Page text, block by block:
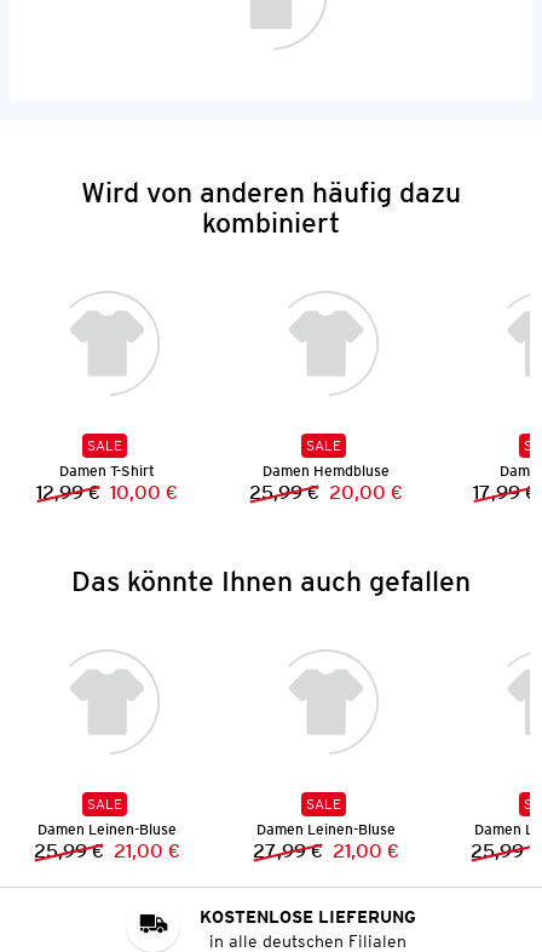
Wird von anderen häufig dazu
kombiniert
SALE
Damen T-Shirt
Vorheriger Preis:
12,99 € Neuer Preis:
10,00 €
SALE
Damen Hemdbluse
Vorheriger Preis:
25,99 € Neuer Preis:
20,00 € 17,99 €
Das könnte Ihnen auch gefallen
SALE
Damen Leinen-Bluse
Vorheriger Preis:
25,99 € Neuer Preis:
21,00 €
SALE
Damen Leinen-Bluse
Vorheriger Preis:
27,99 € Neuer Preis:
21,00 €
Damen
25,99 €
KOSTENLOSE LIEFERUNG
in alle deutschen Filialen